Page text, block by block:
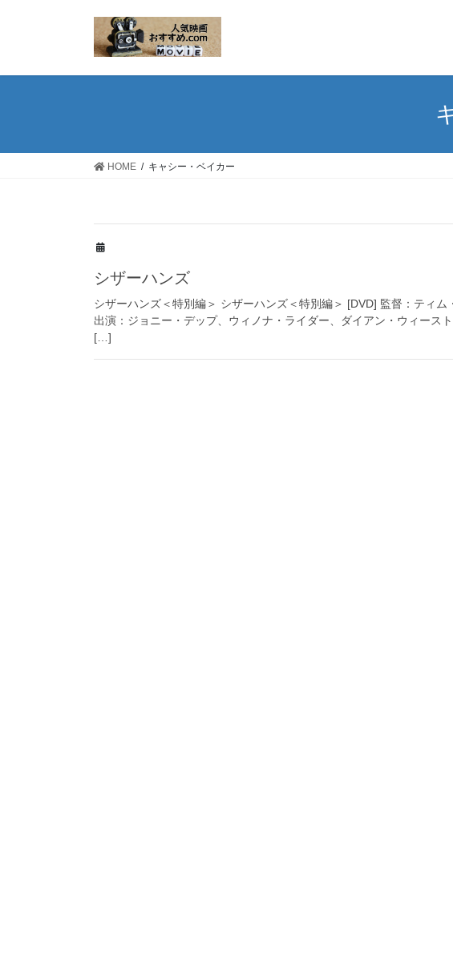
HOME キャシー・ベイカー
シザーハンズ
シザーハンズ＜特別編＞ シザーハンズ＜特別編＞ [DVD] 監督：ティ
出演：ジョニー・デップ、ウィノナ・ライダー、ダイアン・ウィース
[…]